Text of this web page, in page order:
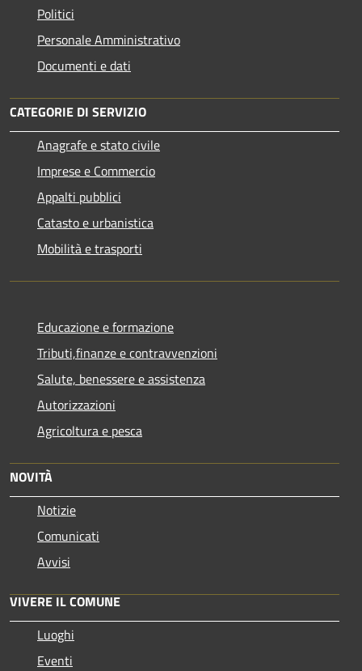
Politici
Personale Amministrativo
Documenti e dati
CATEGORIE DI SERVIZIO
Anagrafe e stato civile
Imprese e Commercio
Appalti pubblici
Catasto e urbanistica
Mobilità e trasporti
Educazione e formazione
Tributi,finanze e contravvenzioni
Salute, benessere e assistenza
Autorizzazioni
Agricoltura e pesca
NOVITÀ
Notizie
Comunicati
Avvisi
VIVERE IL COMUNE
Luoghi
Eventi